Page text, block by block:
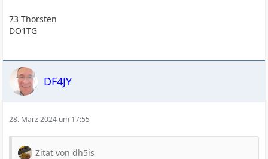
73 Thorsten
DO1TG
DF4JY
28. März 2024 um 17:55
Zitat von dh5is